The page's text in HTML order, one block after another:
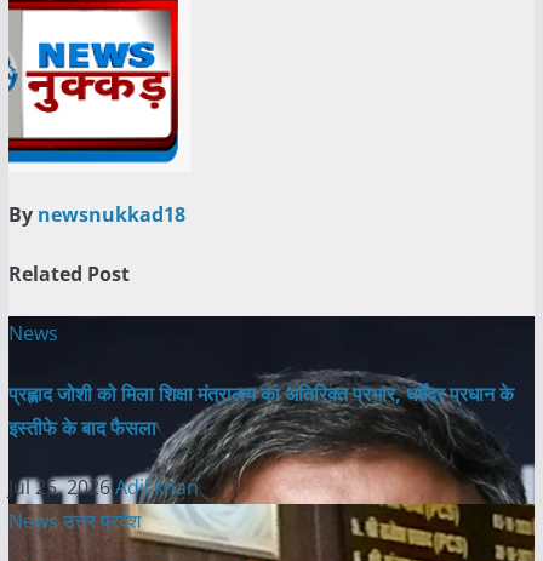
By newsnukkad18
Related Post
News
प्रह्लाद जोशी को मिला शिक्षा मंत्रालय का अतिरिक्त प्रभार, धर्मेंद्र प्रधान के
इस्तीफे के बाद फैसला
Jul 25, 2026Adil khan
Newsउत्तर प्रदेश